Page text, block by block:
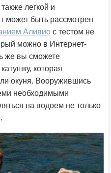
легкой и
может быть рассмотрен
Аливио с тестом не
можно в Интернет-
же вы сможете
которая
окуня. Вооружившись
необходимыми
на водоем не только